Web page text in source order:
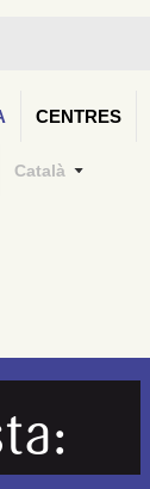
CENTRES
Català